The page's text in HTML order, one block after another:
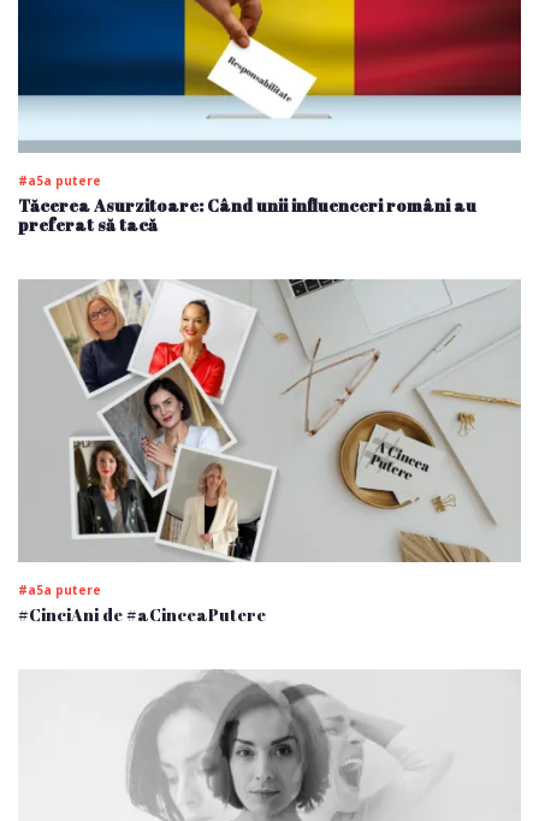
#a5a putere
Tăcerea Asurzitoare: Când unii influenceri români au
preferat să tacă
#a5a putere
#CinciAni de #aCinceaPutere